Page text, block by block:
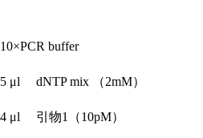
10×PCR buffer
5 μl dNTP mix （2mM）
4 μl 引物1（10pM）